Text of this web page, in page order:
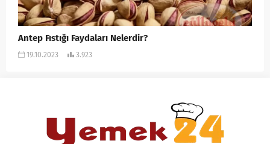
Antep Fıstığı Faydaları Nelerdir?
19.10.2023 3.923